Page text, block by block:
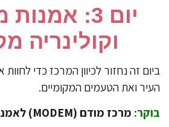
​יום 3: אמנות
וקולינריה
זה נחזור לכיוון המרכז כדי לחוות
ואת הטעמים המקומיים.
מרכז מודם (MODEM) לאמנות מודרנית